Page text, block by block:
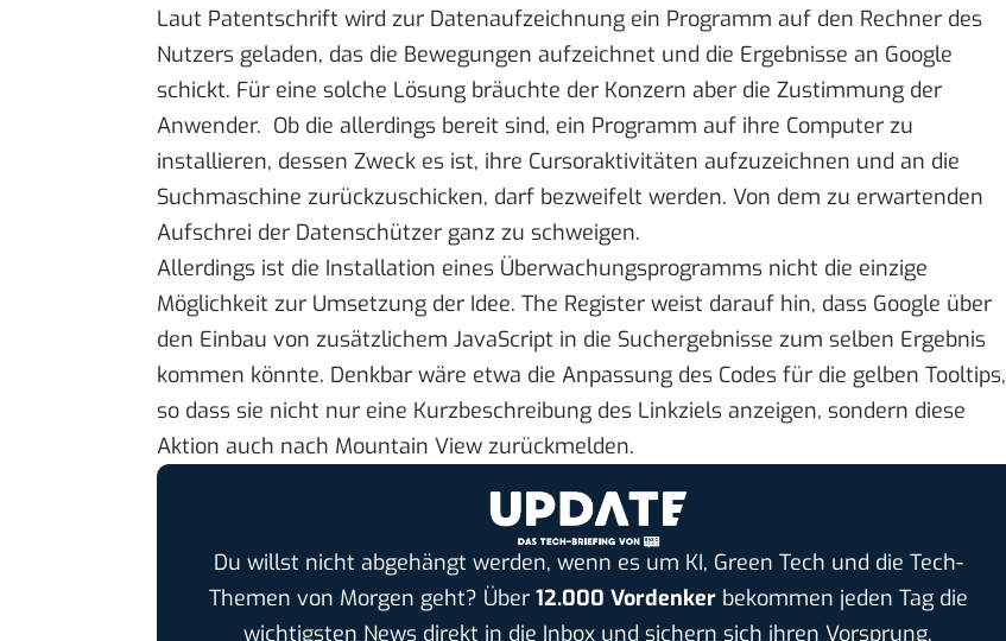
Laut Patentschrift wird zur Datenaufzeichnung ein Programm auf den Rechner des
Nutzers geladen, das die Bewegungen aufzeichnet und die Ergebnisse an Google
schickt. Für eine solche Lösung bräuchte der Konzern aber die Zustimmung der
Anwender. Ob die allerdings bereit sind, ein Programm auf ihre Computer zu
installieren, dessen Zweck es ist, ihre Cursoraktivitäten aufzuzeichnen und an die
Suchmaschine zurückzuschicken, darf bezweifelt werden. Von dem zu erwartenden
Aufschrei der Datenschützer ganz zu schweigen.
Allerdings ist die Installation eines Überwachungsprogramms nicht die einzige
Möglichkeit zur Umsetzung der Idee. The Register weist darauf hin, dass Google über
den Einbau von zusätzlichem JavaScript in die Suchergebnisse zum selben Ergebnis
kommen könnte. Denkbar wäre etwa die Anpassung des Codes für die gelben Tooltips,
so dass sie nicht nur eine Kurzbeschreibung des Linkziels anzeigen, sondern diese
Aktion auch nach Mountain View zurückmelden.
Du willst nicht abgehängt werden, wenn es um KI, Green Tech und die Tech-
Themen von Morgen geht? Über 12.000 Vordenkerbekommen jeden Tag die
wichtigsten News direkt in die Inbox und sichern sich ihren Vorsprung.